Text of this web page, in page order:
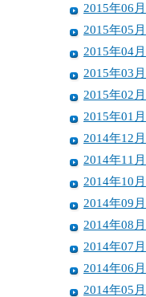
2015年06月
2015年05月
2015年04月
2015年03月
2015年02月
2015年01月
2014年12月
2014年11月
2014年10月
2014年09月
2014年08月
2014年07月
2014年06月
2014年05月